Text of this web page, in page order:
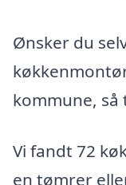
Ønsker du
kommune,
Vi fandt 72
en tømrer